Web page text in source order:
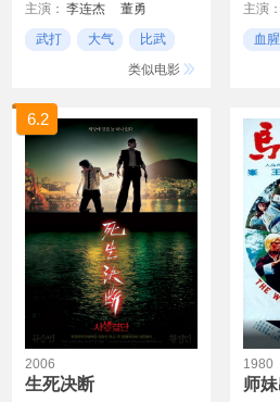
主演： 李连杰
董勇
孙俪
中村狮童
鲍起静
武打 大气
比武
类似电影
主演
血
6.2
2006
生死决断
1980
师